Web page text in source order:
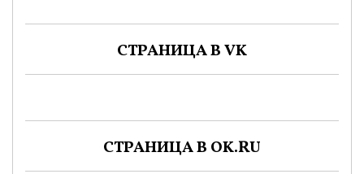
СТРАНИЦА В VK
СТРАНИЦА В OK.RU